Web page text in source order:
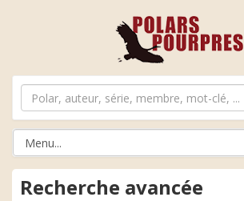
Recherche avancée